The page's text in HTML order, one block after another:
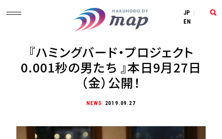
JP
EN
『ハミングバード・プロジェクト
0.001秒の男たち 』本日9月27日
（金）公開！
NEWS 2019.09.27